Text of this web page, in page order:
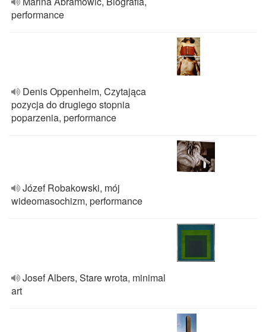
performance
Denis Oppenheim, Czytająca
pozycja do drugiego stopnia
poparzenia, performance
Józef Robakowski, mój
wideomasochizm, performance
Josef Albers, Stare wrota, minimal
art